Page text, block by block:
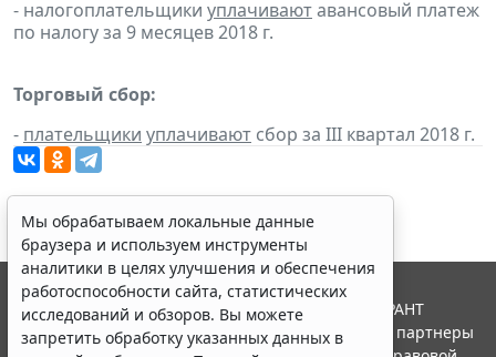
- налогоплательщики уплачиваютавансовый платеж
по налогу за 9 месяцев 2018 г.
Торговый сбор:
- плательщики уплачивают сбор за III квартал 2018 г.
Мы обрабатываем локальные данные
браузера и используем инструменты
аналитики в целях улучшения и обеспечения
работоспособности сайта, статистических
исследований и обзоров. Вы можете
запретить обработку указанных данных в
© ООО "НПП "ГАРАНТ-СЕРВИС", 2026. Система ГАРАНТ
выпускается с 1990 года. Компания "Гарант" и ее партнеры